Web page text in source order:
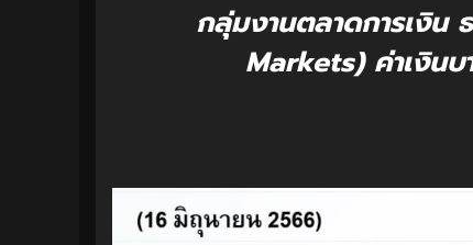
กลุ่มงานตลาดการเงิน
Markets) ค่าเงิน